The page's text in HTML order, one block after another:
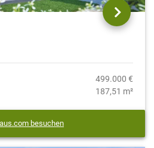
499.000 €
187,51 m²
besuchen